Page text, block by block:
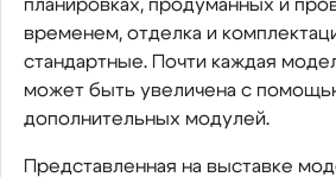
планировках, продуманных и
временем, отделка и
стандартные. Почти каждая
может быть увеличена с
дополнительных модулей.
Представленная на выставке